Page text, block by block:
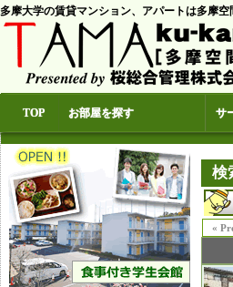
多摩大学の賃貸マンション、アパートは多摩空
TOP お部屋を探す サ
検
«